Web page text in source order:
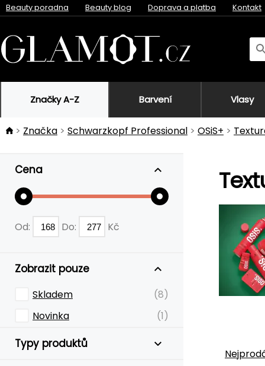
Beauty poradna Beauty blog Doprava a platba Kontakt
Značky A-Z Barvení Vlasy
Značka Schwarzkopf Professional OSiS+
Cena
Od: Do: Kč
Zobrazit pouze
Skladem
(8)
Novinka
(1)
Typy produktů